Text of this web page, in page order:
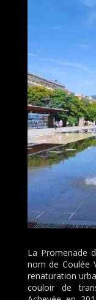
La Promenade
nom de Coulée
renaturation
couloir de